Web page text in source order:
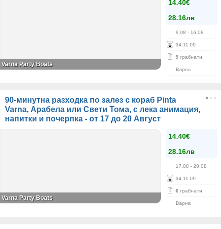
14.40€
28.16лв
9.08 - 16.08
34:11 :09
9 грабнати
Варна
Varna Party Boats
90-минутна разходка по залез с кораб Pinta
Varna, Арабела или Свети Тома, с лека анимация,
напитки и почерпка - от 17 до 20 Август
14.40€
28.16лв
17.08 - 20.08
34:11 :09
6 грабнати
Варна
Varna Party Boats